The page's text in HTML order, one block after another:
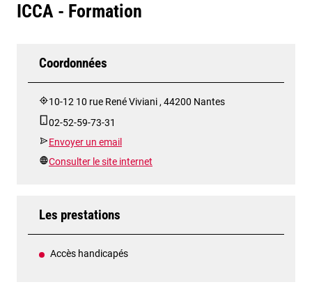
ICCA - Formation
Coordonnées
10-12 10 rue René Viviani , 44200 Nantes
02-52-59-73-31
Envoyer un email
Consulter le site internet
Les prestations
Accès handicapés